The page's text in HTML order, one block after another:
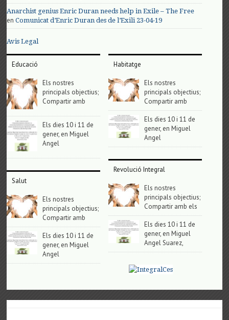
Anarchist genius Enric Duran needs help in Exile – The Free
enComunicat d’Enric Duran des de l’Exili 23-04-19
Avis Legal
Educació
Els nostres
principals objectius;
Compartir amb
Els dies 10 i 11 de
gener, en Miguel
Angel
Salut
Els nostres
principals objectius;
Compartir amb
Els dies 10 i 11 de
gener, en Miguel
Angel
Habitatge
Els nostres
principals objectius;
Compartir amb
Els dies 10 i 11 de
gener, en Miguel
Angel
Revolució Integral
Els nostres
principals objectius;
Compartir amb els
Els dies 10 i 11 de
gener, en Miguel
Angel Suarez,